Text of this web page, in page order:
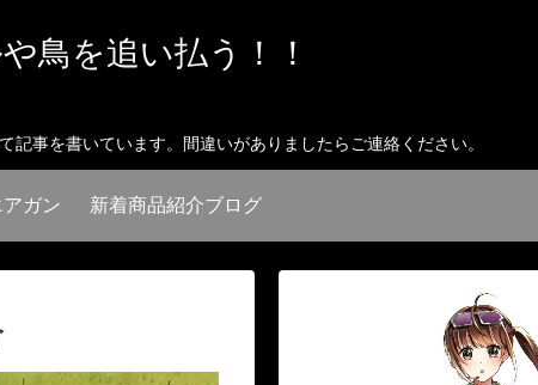
鳥を追い払う！！
事を書いています。間違いがありましたらご連絡ください。
ガン 新着商品紹介ブログ